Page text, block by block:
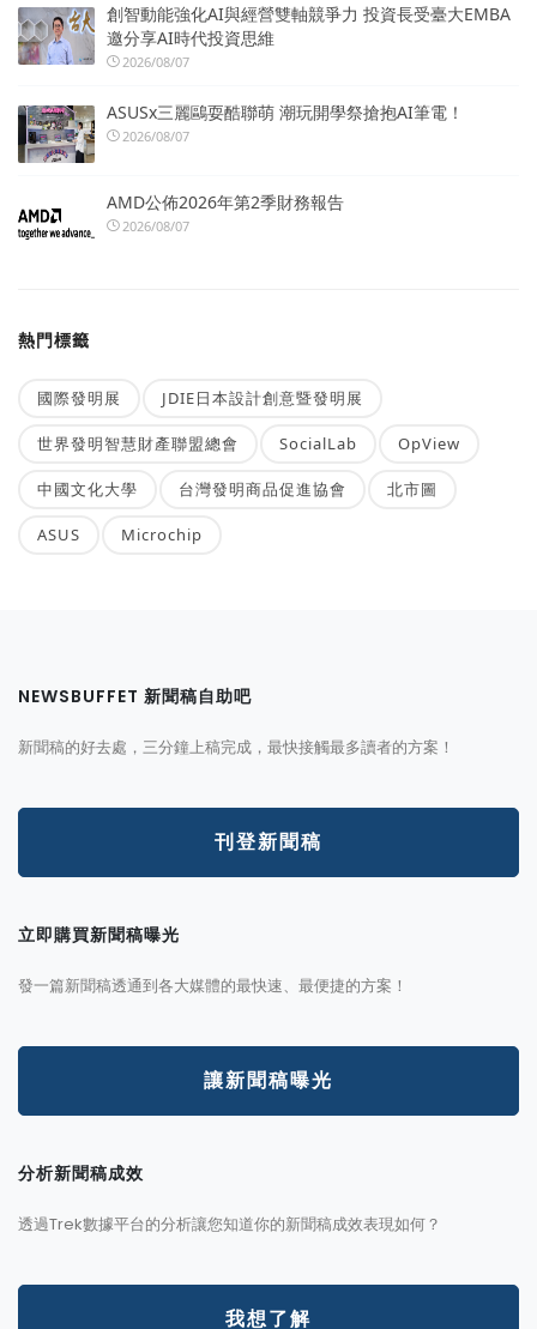
創智動能強化AI與經營雙軸競爭力 投資長受臺大EMBA
邀分享AI時代投資思維
2026/08/07
ASUSx三麗鷗耍酷聯萌 潮玩開學祭搶抱AI筆電！
2026/08/07
AMD公佈2026年第2季財務報告
2026/08/07
熱門標籤
國際發明展 JDIE日本設計創意暨發明展
世界發明智慧財產聯盟總會 SocialLab OpView
中國文化大學 台灣發明商品促進協會 北市圖
ASUS Microchip
NEWSBUFFET 新聞稿自助吧
新聞稿的好去處，三分鐘上稿完成，最快接觸最多讀者的方案！
刊登新聞稿
立即購買新聞稿曝光
發一篇新聞稿透通到各大媒體的最快速、最便捷的方案！
讓新聞稿曝光
分析新聞稿成效
透過Trek數據平台的分析讓您知道你的新聞稿成效表現如何？
我想了解